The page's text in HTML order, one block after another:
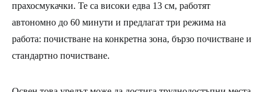
прахосмукачки. Те са високи едва 13 см, работят
автономно до 60 минути и предлагат три режима на
работа: почистване на конкретна зона, бързо почистване и
стандартно почистване.